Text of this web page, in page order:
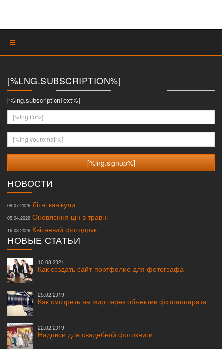
Показать
[%LNG.SUBSCRIPTION%]
[%lng.subscriptionText%]
[%lng.fio%]
[%lng.youremail%]
НОВОСТИ
09.07.2026 Літні канікули
05.04.2026 Оновлення цін в травні
16.03.2026 Квітневий фотодрук
НОВЫЕ СТАТЬИ
10.08.2021
Как создать сайт-портфолио для фотографа
25.02.2019
Как смотреть на мир через объектив фотоаппарата
22.02.2019
Надписи для свадебной фотокниги